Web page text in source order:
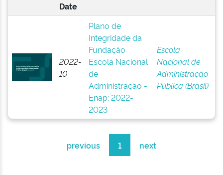
Date
2022-
10
Plano de
Integridade da
Fundação
Escola Nacional
de
Administração -
Enap: 2022-
2023
Escola
Nacional de
Administração
Pública (Brasil)
previous 1 next